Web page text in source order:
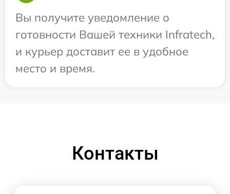
Вы получите уведомление о
готовности Вашей техники Infratech,
и курьер доставит ее в удобное
место и время.
Контакты